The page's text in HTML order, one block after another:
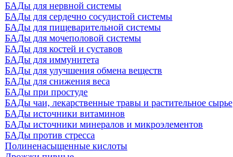
БАДы для нервной системы
БАДы для сердечно сосудистой системы
БАДы для пищеварительной системы
БАДы для мочеполовой системы
БАДы для костей и суставов
БАДы для иммунитета
БАДы для улучшения обмена веществ
БАДы для снижения веса
БАДы при простуде
БАДы чаи, лекарственные травы и растительное сырье
БАДы источники витаминов
БАДы источники минералов и микроэлементов
БАДы против стресса
Полиненасыщенные кислоты